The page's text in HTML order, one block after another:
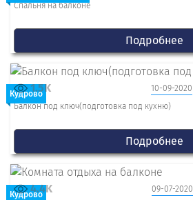
Спальня на балконе
Подробнее
Кудрово
10-09-2020
1.5K
Балкон под ключ(подготовка под кухню)
Подробнее
Кудрово
09-07-2020
4.4K